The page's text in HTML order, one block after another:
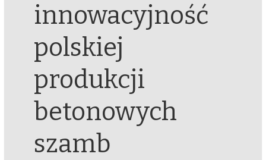
innowacyjność
polskiej
produkcji
betonowych
szamb